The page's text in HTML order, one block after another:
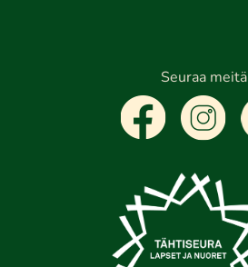
Seuraa meitä